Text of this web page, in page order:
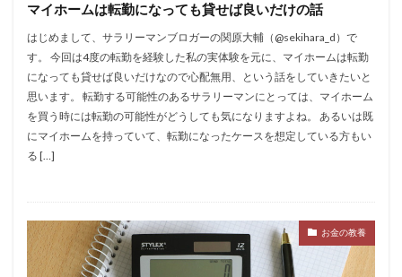
マイホームは転勤になっても貸せば良いだけの話
はじめまして、サラリーマンブロガーの関原大輔（@sekihara_d）で
す。 今回は4度の転勤を経験した私の実体験を元に、マイホームは転勤
になっても貸せば良いだけなので心配無用、という話をしていきたいと
思います。 転勤する可能性のあるサラリーマンにとっては、マイホーム
を買う時には転勤の可能性がどうしても気になりますよね。 あるいは既
にマイホームを持っていて、転勤になったケースを想定している方もい
る […]
お金の教養